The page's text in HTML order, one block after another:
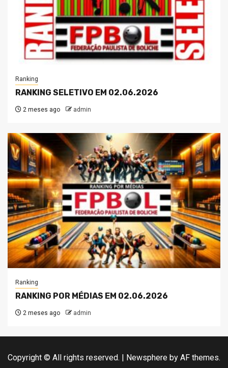
Ranking
RANKING SELETIVO EM 02.06.2026
2 meses ago admin
Ranking
RANKING POR MÉDIAS EM 02.06.2026
2 meses ago admin
Copyright © All rights reserved. | Newsphere by AF themes.